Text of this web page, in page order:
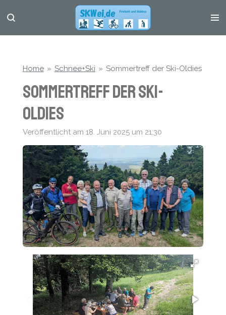
Hauptinhalt
Home » Schnee+Ski » Sommertreff der Ski-Oldies
Sommertreff der Ski-
Oldies
Veröffentlicht am 18. Juni 2025 um 21:30